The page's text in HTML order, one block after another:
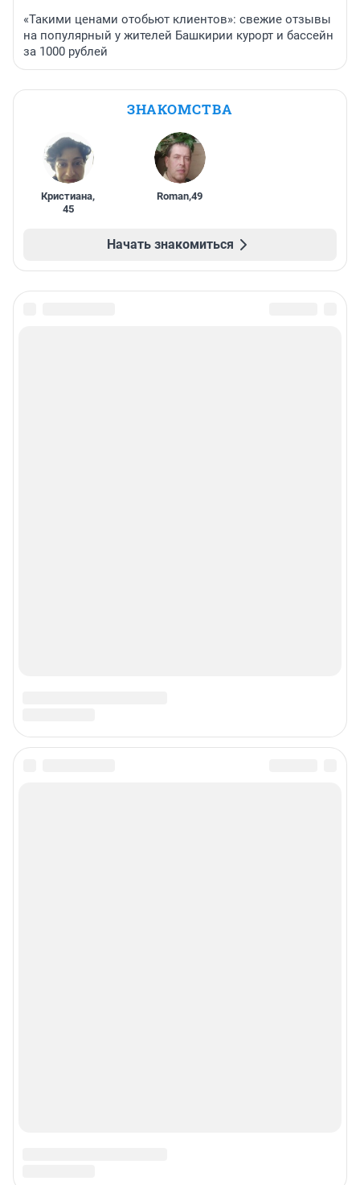
«Такими ценами отобьют клиентов»: свежие отзывы
на популярный у жителей Башкирии курорт и бассейн
за 1000 рублей
ЗНАКОМСТВА
Кристиана,
45
Roman,49
Начать знакомиться